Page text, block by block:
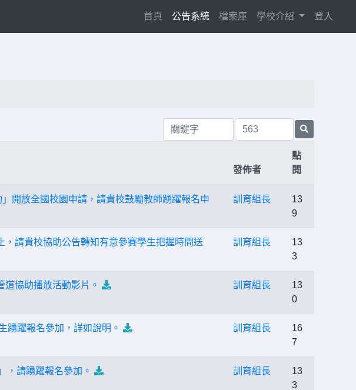
首頁 (current)
公告系統 檔案庫 學校介紹 登入
發佈者
點
閱
開放全國校園申請，請貴校鼓勵教師踴躍報名申
訓育組長
13
9
請貴校協助公告轉知有意參賽學生把握時間送
訓育組長
13
3
協助播放活動影片。 訓育組長
13
0
踴躍報名參加，詳如說明。 訓育組長
16
7
，請踴躍報名參加。 訓育組長
13
3